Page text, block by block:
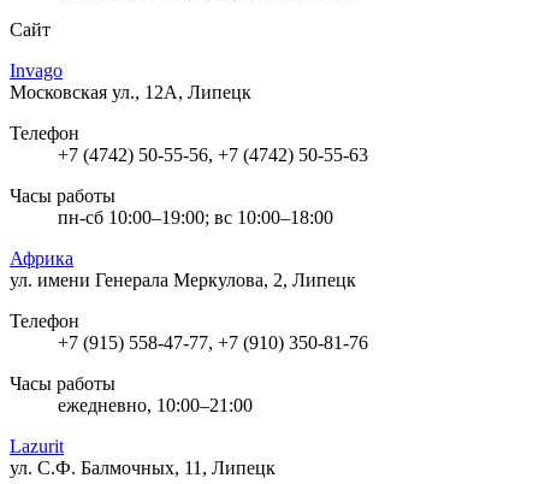
Сайт
Invago
Московская ул., 12А, Липецк
Телефон
+7 (4742) 50-55-56, +7 (4742) 50-55-63
Часы работы
пн-сб 10:00–19:00; вс 10:00–18:00
Африка
ул. имени Генерала Меркулова, 2, Липецк
Телефон
+7 (915) 558-47-77, +7 (910) 350-81-76
Часы работы
ежедневно, 10:00–21:00
Lazurit
ул. С.Ф. Балмочных, 11, Липецк